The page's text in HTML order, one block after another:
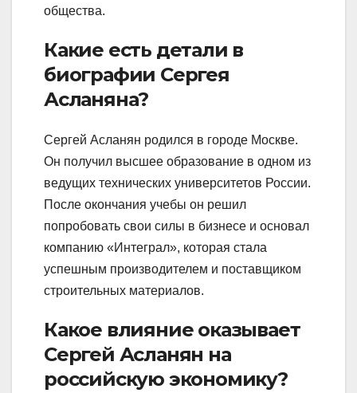
общества.
Какие есть детали в
биографии Сергея
Асланяна?
Сергей Асланян родился в городе Москве.
Он получил высшее образование в одном из
ведущих технических университетов России.
После окончания учебы он решил
попробовать свои силы в бизнесе и основал
компанию «Интеграл», которая стала
успешным производителем и поставщиком
строительных материалов.
Какое влияние оказывает
Сергей Асланян на
российскую экономику?